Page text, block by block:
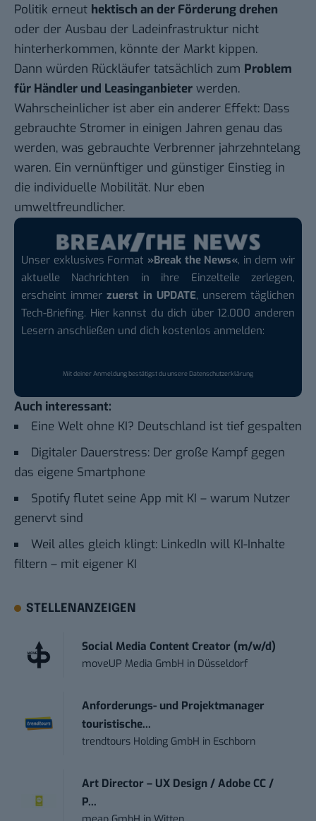
Politik erneut hektisch an der Förderung drehen
oder der Ausbau der Ladeinfrastruktur nicht
hinterherkommen, könnte der Markt kippen.
Dann würden Rückläufer tatsächlich zum Problem
für Händler und Leasinganbieter werden.
Wahrscheinlicher ist aber ein anderer Effekt: Dass
gebrauchte Stromer in einigen Jahren genau das
werden, was gebrauchte Verbrenner jahrzehntelang
waren. Ein vernünftiger und günstiger Einstieg in
die individuelle Mobilität. Nur eben
umweltfreundlicher.
Unser exklusives Format »Break the News«, in dem wir
aktuelle Nachrichten in ihre Einzelteile zerlegen,
erscheint immerzuerst in UPDATE, unserem täglichen
Tech-Briefing. Hier kannst du dich über 12.000 anderen
Lesern anschließen und dich kostenlos anmelden:
Mit deiner Anmeldung bestätigst du unsereDatenschutzerklärung
Auch interessant:
Eine Welt ohne KI? Deutschland ist tief gespalten
Digitaler Dauerstress: Der große Kampf gegen
das eigene Smartphone
Spotify flutet seine App mit KI – warum Nutzer
genervt sind
Weil alles gleich klingt: LinkedIn will KI-Inhalte
filtern – mit eigener KI
STELLENANZEIGEN
Social Media Content Creator (m/w/d)
moveUP Media GmbH in Düsseldorf
Anforderungs- und Projektmanager
touristische...
trendtours Holding GmbH in Eschborn
Art Director – UX Design / Adobe CC /
P...